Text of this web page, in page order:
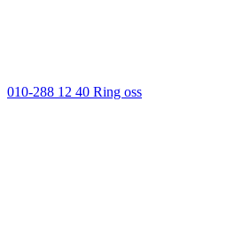
010-288 12 40 Ring oss